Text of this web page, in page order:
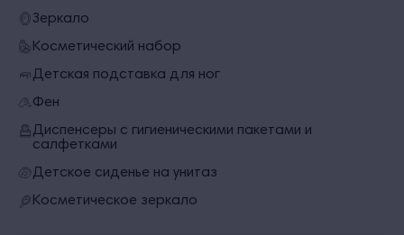
Зеркало
Косметический набор
Детская подставка для ног
Фен
Диспенсеры с гигиеническими пакетами и
салфетками
Детское сиденье на унитаз
Косметическое зеркало